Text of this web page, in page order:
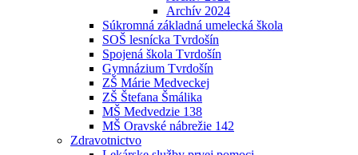
Archív 2024
Súkromná základná umelecká škola
SOŠ lesnícka Tvrdošín
Spojená škola Tvrdošín
Gymnázium Tvrdošín
ZŠ Márie Medveckej
ZŠ Štefana Šmálika
MŠ Medvedzie 138
MŠ Oravské nábrežie 142
Zdravotnictvo